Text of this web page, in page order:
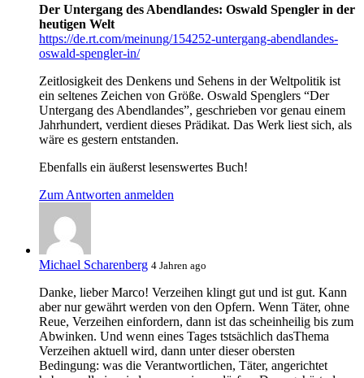
Der Untergang des Abendlandes: Oswald Spengler in der
heutigen Welt
https://de.rt.com/meinung/154252-untergang-abendlandes-
oswald-spengler-in/
Zeitlosigkeit des Denkens und Sehens in der Weltpolitik ist
ein seltenes Zeichen von Größe. Oswald Spenglers “Der
Untergang des Abendlandes”, geschrieben vor genau einem
Jahrhundert, verdient dieses Prädikat. Das Werk liest sich, als
wäre es gestern entstanden.
Ebenfalls ein äußerst lesenswertes Buch!
Zum Antworten anmelden
Michael Scharenberg 4 Jahren ago
Danke, lieber Marco! Verzeihen klingt gut und ist gut. Kann
aber nur gewährt werden von den Opfern. Wenn Täter, ohne
Reue, Verzeihen einfordern, dann ist das scheinheilig bis zum
Abwinken. Und wenn eines Tages tstsächlich dasThema
Verzeihen aktuell wird, dann unter dieser obersten
Bedingung: was die Verantwortlichen, Täter, angerichtet